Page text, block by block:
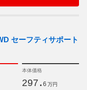
セーフティサポート
本体価格
297. 6 万円